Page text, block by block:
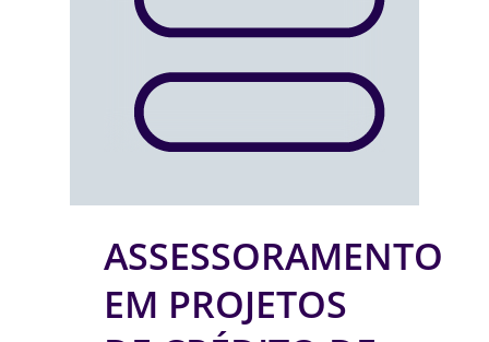
ASSESSORAMENTO
EM PROJETOS